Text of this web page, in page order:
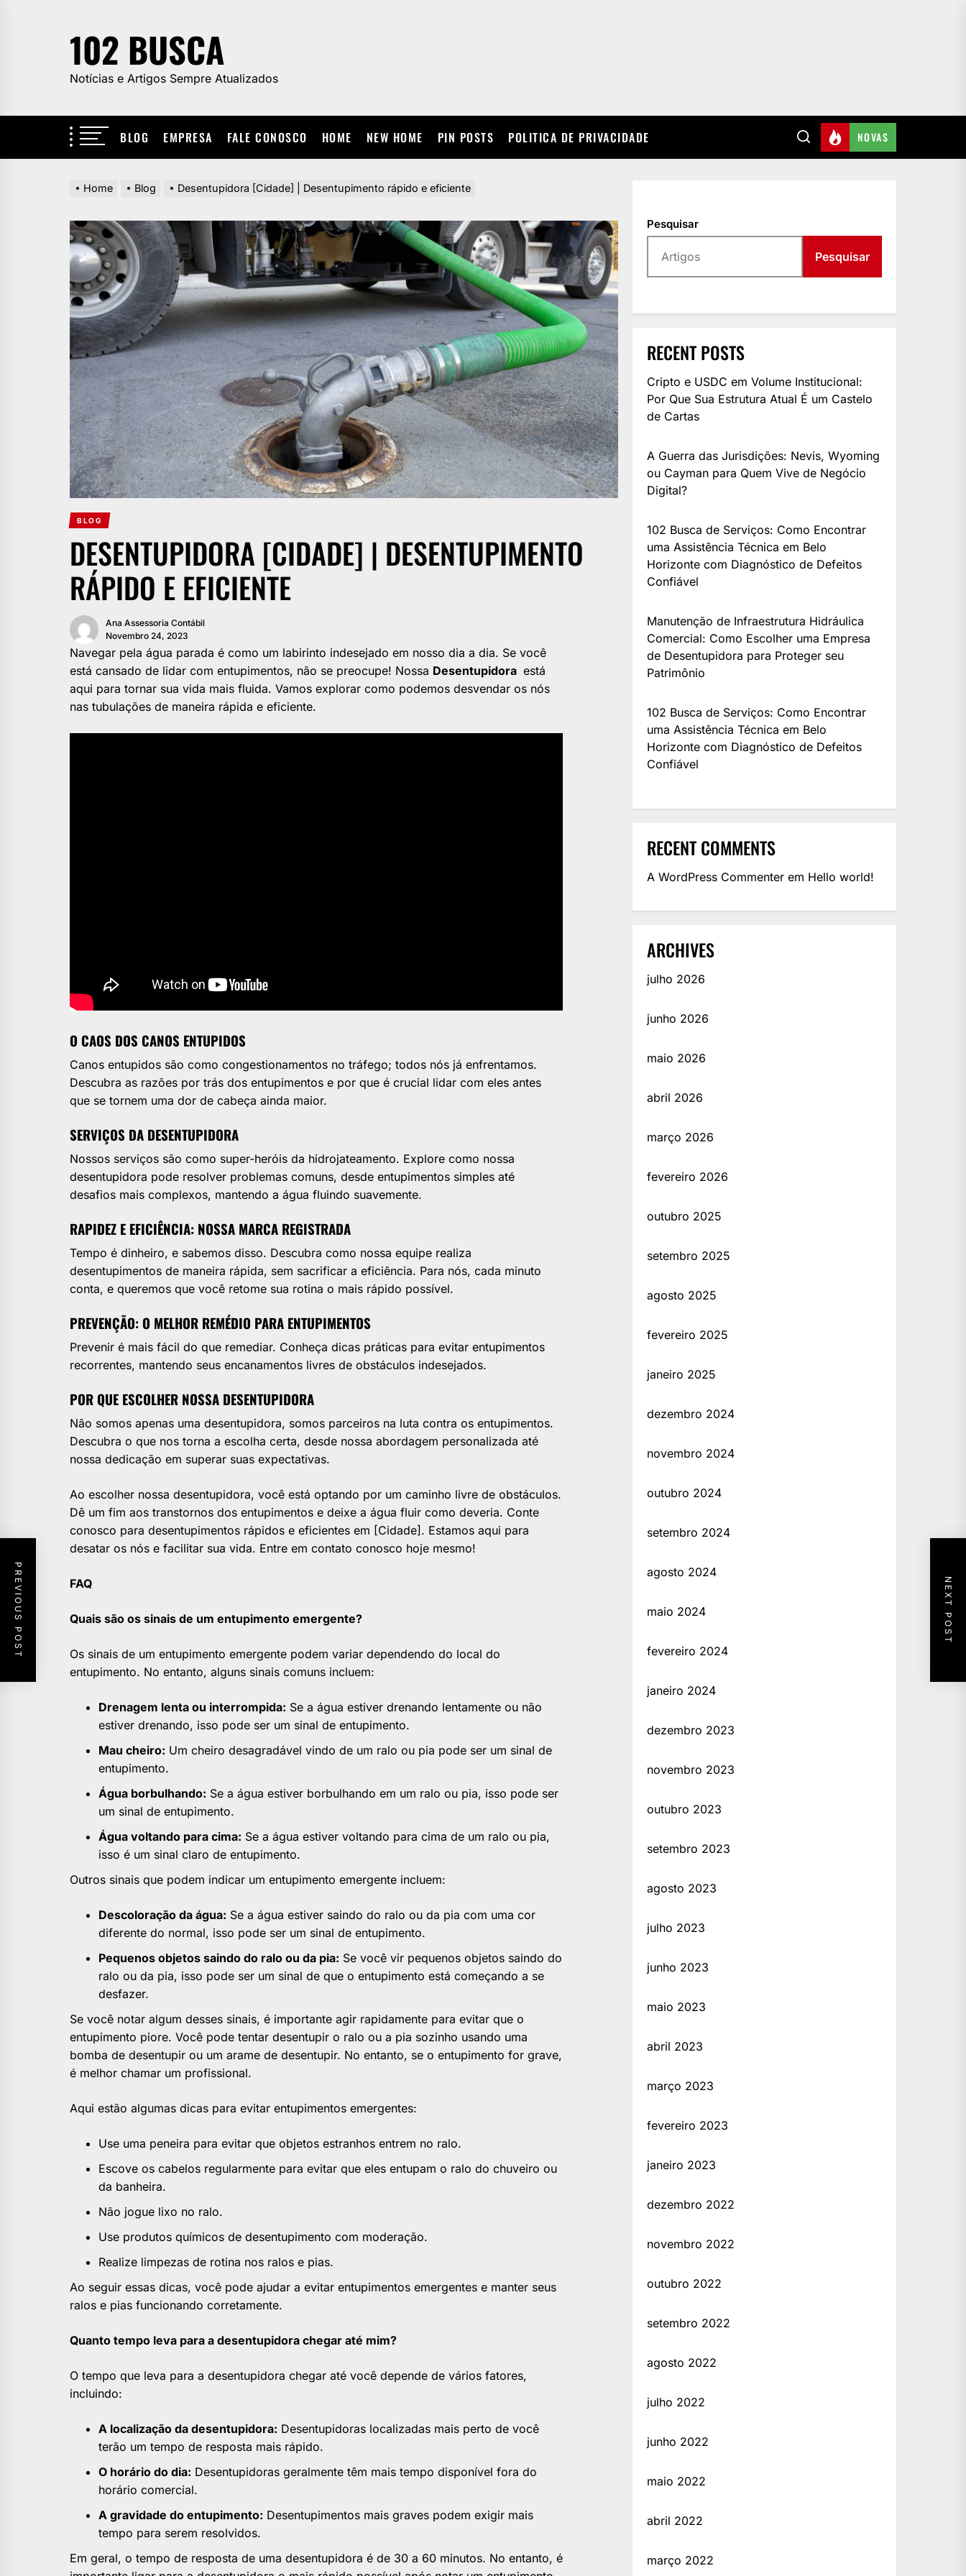
102 BUSCA
Notícias e Artigos Sempre Atualizados
BLOG EMPRESA FALE CONOSCO HOME NEW HOME PIN POSTS POLITICA DE PRIVACIDADE NOVAS
Home Blog Desentupidora [Cidade] | Desentupimento rápido e eficiente
BLOG
DESENTUPIDORA [CIDADE] | DESENTUPIMENTO
RÁPIDO E EFICIENTE
Ana Assessoria Contábil
Novembro 24, 2023
Navegar pela água parada é como um labirinto indesejado em nosso dia a dia. Se você
está cansado de lidar com entupimentos, não se preocupe! Nossa Desentupidora está
aqui para tornar sua vida mais fluida. Vamos explorar como podemos desvendar os nós
nas tubulações de maneira rápida e eficiente.
O CAOS DOS CANOS ENTUPIDOS
Canos entupidos são como congestionamentos no tráfego; todos nós já enfrentamos.
Descubra as razões por trás dos entupimentos e por que é crucial lidar com eles antes
que se tornem uma dor de cabeça ainda maior.
SERVIÇOS DA DESENTUPIDORA
Nossos serviços são como super-heróis da hidrojateamento. Explore como nossa
desentupidora pode resolver problemas comuns, desde entupimentos simples até
desafios mais complexos, mantendo a água fluindo suavemente.
RAPIDEZ E EFICIÊNCIA: NOSSA MARCA REGISTRADA
Tempo é dinheiro, e sabemos disso. Descubra como nossa equipe realiza
desentupimentos de maneira rápida, sem sacrificar a eficiência. Para nós, cada minuto
conta, e queremos que você retome sua rotina o mais rápido possível.
PREVENÇÃO: O MELHOR REMÉDIO PARA ENTUPIMENTOS
Prevenir é mais fácil do que remediar. Conheça dicas práticas para evitar entupimentos
recorrentes, mantendo seus encanamentos livres de obstáculos indesejados.
POR QUE ESCOLHER NOSSA DESENTUPIDORA
Não somos apenas uma desentupidora, somos parceiros na luta contra os entupimentos.
Descubra o que nos torna a escolha certa, desde nossa abordagem personalizada até
nossa dedicação em superar suas expectativas.
Ao escolher nossa desentupidora, você está optando por um caminho livre de obstáculos.
Dê um fim aos transtornos dos entupimentos e deixe a água fluir como deveria. Conte
conosco para desentupimentos rápidos e eficientes em [Cidade]. Estamos aqui para
desatar os nós e facilitar sua vida. Entre em contato conosco hoje mesmo!
FAQ
Quais são os sinais de um entupimento emergente?
Os sinais de um entupimento emergente podem variar dependendo do local do
entupimento. No entanto, alguns sinais comuns incluem:
Drenagem lenta ou interrompida: Se a água estiver drenando lentamente ou não
estiver drenando, isso pode ser um sinal de entupimento.
Mau cheiro: Um cheiro desagradável vindo de um ralo ou pia pode ser um sinal de
entupimento.
Água borbulhando: Se a água estiver borbulhando em um ralo ou pia, isso pode ser
um sinal de entupimento.
Água voltando para cima: Se a água estiver voltando para cima de um ralo ou pia,
isso é um sinal claro de entupimento.
Outros sinais que podem indicar um entupimento emergente incluem:
Descoloração da água: Se a água estiver saindo do ralo ou da pia com uma cor
diferente do normal, isso pode ser um sinal de entupimento.
Pequenos objetos saindo do ralo ou da pia: Se você vir pequenos objetos saindo do
ralo ou da pia, isso pode ser um sinal de que o entupimento está começando a se
desfazer.
Se você notar algum desses sinais, é importante agir rapidamente para evitar que o
entupimento piore. Você pode tentar desentupir o ralo ou a pia sozinho usando uma
bomba de desentupir ou um arame de desentupir. No entanto, se o entupimento for grave,
é melhor chamar um profissional.
Aqui estão algumas dicas para evitar entupimentos emergentes:
Use uma peneira para evitar que objetos estranhos entrem no ralo.
Escove os cabelos regularmente para evitar que eles entupam o ralo do chuveiro ou
da banheira.
Não jogue lixo no ralo.
Use produtos químicos de desentupimento com moderação.
Realize limpezas de rotina nos ralos e pias.
Ao seguir essas dicas, você pode ajudar a evitar entupimentos emergentes e manter seus
ralos e pias funcionando corretamente.
Quanto tempo leva para a desentupidora chegar até mim?
O tempo que leva para a desentupidora chegar até você depende de vários fatores,
incluindo:
A localização da desentupidora: Desentupidoras localizadas mais perto de você
terão um tempo de resposta mais rápido.
O horário do dia: Desentupidoras geralmente têm mais tempo disponível fora do
horário comercial.
A gravidade do entupimento: Desentupimentos mais graves podem exigir mais
tempo para serem resolvidos.
Em geral, o tempo de resposta de uma desentupidora é de 30 a 60 minutos. No entanto, é
PREVIOUS POST NEXT POST
Pesquisar
Pesquisar
RECENT POSTS
Cripto e USDC em Volume Institucional:
Por Que Sua Estrutura Atual É um Castelo
de Cartas
A Guerra das Jurisdições: Nevis, Wyoming
ou Cayman para Quem Vive de Negócio
Digital?
102 Busca de Serviços: Como Encontrar
uma Assistência Técnica em Belo
Horizonte com Diagnóstico de Defeitos
Confiável
Manutenção de Infraestrutura Hidráulica
Comercial: Como Escolher uma Empresa
de Desentupidora para Proteger seu
Patrimônio
102 Busca de Serviços: Como Encontrar
uma Assistência Técnica em Belo
Horizonte com Diagnóstico de Defeitos
Confiável
RECENT COMMENTS
A WordPress Commenter em Hello world!
ARCHIVES
julho 2026
junho 2026
maio 2026
abril 2026
março 2026
fevereiro 2026
outubro 2025
setembro 2025
agosto 2025
fevereiro 2025
janeiro 2025
dezembro 2024
novembro 2024
outubro 2024
setembro 2024
agosto 2024
maio 2024
fevereiro 2024
janeiro 2024
dezembro 2023
novembro 2023
outubro 2023
setembro 2023
agosto 2023
julho 2023
junho 2023
maio 2023
abril 2023
março 2023
fevereiro 2023
janeiro 2023
dezembro 2022
novembro 2022
outubro 2022
setembro 2022
agosto 2022
julho 2022
junho 2022
maio 2022
abril 2022
março 2022